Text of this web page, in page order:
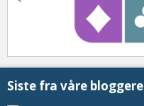
Siste fra våre bloggere